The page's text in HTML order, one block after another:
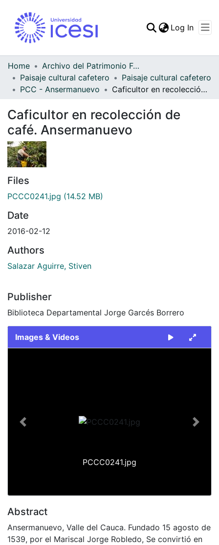
Statistics
Log In
Home
Archivo del Patrimonio Fotográfico y Fílmico del Valle del Cauca
Paisaje cultural cafetero
Paisaje cultural cafetero
PCC - Ansermanuevo
Caficultor en recolección de café. Ansermanuevo
Caficultor en recolección de
café. Ansermanuevo
Files
PCCC0241.jpg (14.52 MB)
Date
2016-02-12
Authors
Salazar Aguirre, Stiven
Publisher
Biblioteca Departamental Jorge Garcés Borrero
Images & Videos
PCCC0241.jpg
Previous Next
Abstract
Ansermanuevo, Valle del Cauca. Fundado 15 agosto de
1539, por el Mariscal Jorge Robledo, Se convirtió en